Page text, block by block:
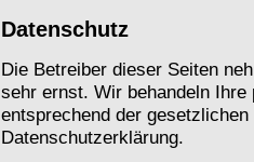
Datenschutz
Die Betreiber dieser Seiten
sehr ernst. Wir behandeln Ihre
entsprechend der
Datenschutzerklärung.